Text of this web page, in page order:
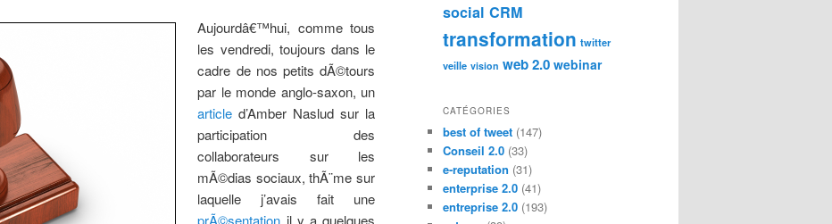
Aujourdâ€™hui, comme tous
les vendredi, toujours dans le
cadre de nos petits dÃ©tours
par le monde anglo-saxon, un
article d’Amber Naslud sur la
participation des
collaborateurs sur les
mÃ©dias sociaux, thÃ¨me sur
laquelle j’avais fait une
prÃ©sentation il y a quelques
social CRM
transformation twitter
veille vision web 2.0 webinar
CATÉGORIES
best of tweet (147)
Conseil 2.0 (33)
e-reputation (31)
enterprise 2.0 (41)
entreprise 2.0 (193)